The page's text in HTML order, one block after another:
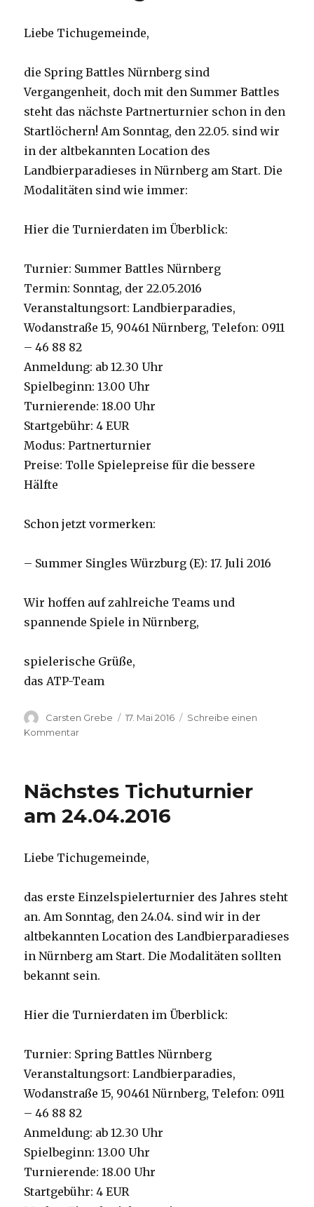
Liebe Tichugemeinde,
die Spring Battles Nürnberg sind
Vergangenheit, doch mit den Summer Battles
steht das nächste Partnerturnier schon in den
Startlöchern! Am Sonntag, den 22.05. sind wir
in der altbekannten Location des
Landbierparadieses in Nürnberg am Start. Die
Modalitäten sind wie immer:
Hier die Turnierdaten im Überblick:
Turnier: Summer Battles Nürnberg
Termin: Sonntag, der 22.05.2016
Veranstaltungsort: Landbierparadies,
Wodanstraße 15, 90461 Nürnberg, Telefon: 0911
– 46 88 82
Anmeldung: ab 12.30 Uhr
Spielbeginn: 13.00 Uhr
Turnierende: 18.00 Uhr
Startgebühr: 4 EUR
Modus: Partnerturnier
Preise: Tolle Spielepreise für die bessere
Hälfte
Schon jetzt vormerken:
– Summer Singles Würzburg (E): 17. Juli 2016
Wir hoffen auf zahlreiche Teams und
spannende Spiele in Nürnberg,
spielerische Grüße,
das ATP-Team
Autor
Carsten Grebe
Veröffentlicht
17. Mai 2016
Schreibe einen
Kommentar
am
Mai
Nächstes Tichuturnier
am 24.04.2016
Liebe Tichugemeinde,
das erste Einzelspielerturnier des Jahres steht
an. Am Sonntag, den 24.04. sind wir in der
altbekannten Location des Landbierparadieses
in Nürnberg am Start. Die Modalitäten sollten
bekannt sein.
Hier die Turnierdaten im Überblick:
Turnier: Spring Battles Nürnberg
Veranstaltungsort: Landbierparadies,
Wodanstraße 15, 90461 Nürnberg, Telefon: 0911
– 46 88 82
Anmeldung: ab 12.30 Uhr
Spielbeginn: 13.00 Uhr
Turnierende: 18.00 Uhr
Startgebühr: 4 EUR